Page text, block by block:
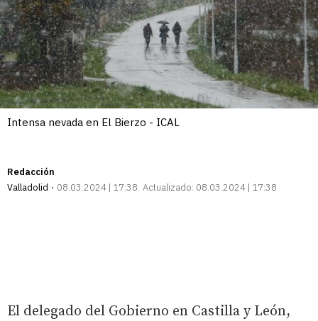
Intensa nevada en El Bierzo - ICAL
Redacción
Valladolid
08.03.2024 | 17:38 Actualizado: 08.03.2024 | 17:38
El delegado del Gobierno en Castilla y León,